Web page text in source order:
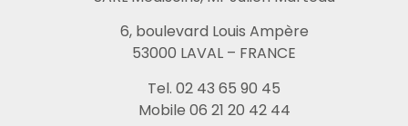
6, boulevard Louis Ampère
53000 LAVAL – FRANCE
Tel. 02 43 65 90 45
Mobile 06 21 20 42 44